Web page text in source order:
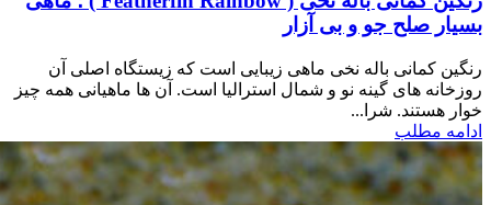
بسیار صلح جو و بی آزار
رنگین کمانی باله نخی ماهی زیبایی است که زیستگاه اصلی آن
روزخانه های گینه نو و شمال استرالیا است. آن ها ماهیانی همه چیز
خوار هستند. شرا...
ادامه مطلب